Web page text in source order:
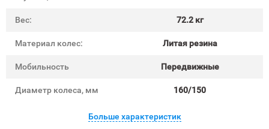
Вес: 72.2 кг
Материал колес: Литая резина
Мобильность Передвижные
Диаметр колеса, мм 160/150
Больше характеристик